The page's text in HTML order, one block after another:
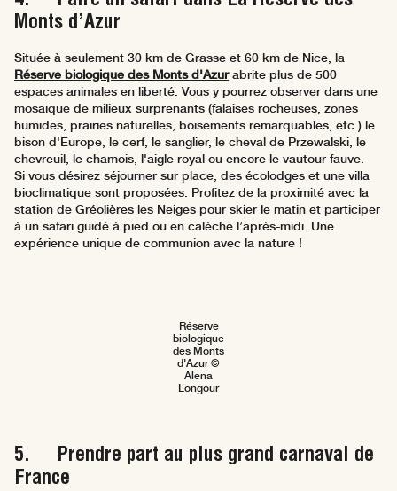
Monts d’Azur
Située à seulement 30 km de Grasse et 60 km de Nice, la
Réserve biologique des Monts d'Azurabrite plus de 500
espaces animales en liberté. Vous y pourrez observer dans une
mosaïque de milieux surprenants (falaises rocheuses, zones
humides, prairies naturelles, boisements remarquables, etc.) le
bison d'Europe, le cerf, le sanglier, le cheval de Przewalski, le
chevreuil, le chamois, l'aigle royal ou encore le vautour fauve.
Si vous désirez séjourner sur place, des écolodges et une villa
bioclimatique sont proposées. Profitez de la proximité avec la
station de Gréolières les Neiges pour skier le matin et participer
à un safari guidé à pied ou en calèche l’après-midi. Une
expérience unique de communion avec la nature !
Réserve
biologique
des Monts
d'Azur ©
Alena
Longour
5. Prendre part au plus grand carnaval de
France